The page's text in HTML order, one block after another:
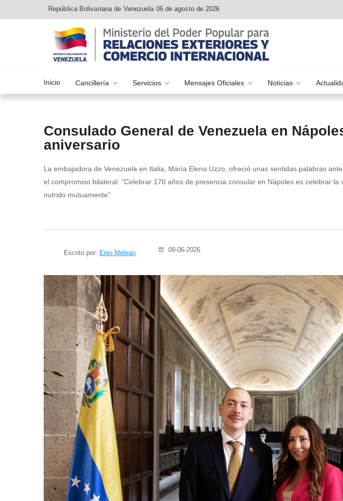
República Bolivariana de Venezuela 06 de agosto de 2026
Inicio Cancillería Servicios Mensajes Oficiales Noticias
Consulado General de Venezuela en
aniversario
La embajadora de Venezuela en Italia, María Elena Uzzo, ofreció unas sentidas palabras
el compromiso bilateral: "Celebrar 170 años de presencia consular en Nápoles es celebrar la
nutrido mutuamente"
Escrito por: Enio Meleán 09-06-2026